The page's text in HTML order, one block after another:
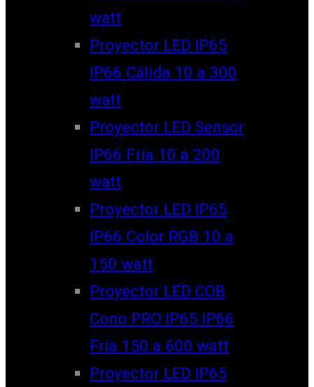
watt
Proyector LED IP65
IP66 Cálida 10 a 300
watt
Proyector LED Sensor
IP66 Fría 10 a 200
watt
Proyector LED IP65
IP66 Color RGB 10 a
150 watt
Proyector LED COB
Cono PRO IP65 IP66
Fría 150 a 600 watt
Proyector LED IP65